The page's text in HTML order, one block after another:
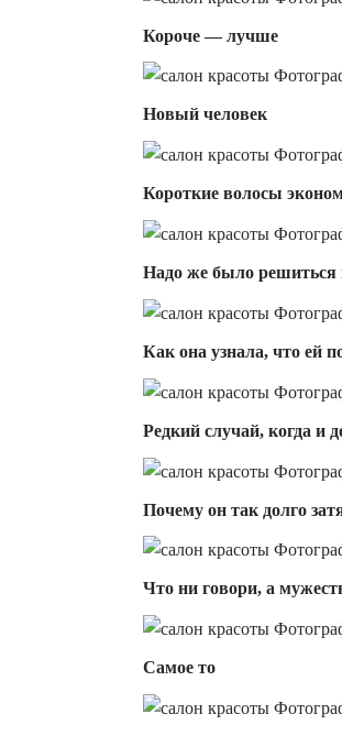
Короче — лучше
Новый человек
Короткие волосы
Надо же было решиться
Как она узнала, что ей
Редкий случай, когда и
Почему он так долго
Что ни говори, а
Самое то